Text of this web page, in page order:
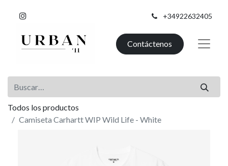
+34922632405
Contáctenos
Todos los productos
Camiseta Carhartt WIP Wild Life - White